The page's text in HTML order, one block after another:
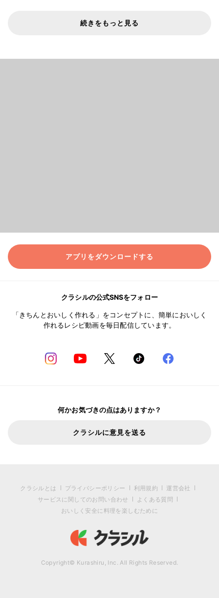
続きをもっと見る
アプリをダウンロードする
クラシルの公式SNSをフォロー
「きちんとおいしく作れる」をコンセプトに、簡単においしく
作れるレシピ動画を毎日配信しています。
何かお気づきの点はありますか？
クラシルに意見を送る
クラシルとは プライバシーポリシー 利用規約
運営会社
サービスに関してのお問い合わせ
よくある質問
おいしく安全に料理を楽しむために
Copyright© Kurashiru, Inc. All Rights Reserved.